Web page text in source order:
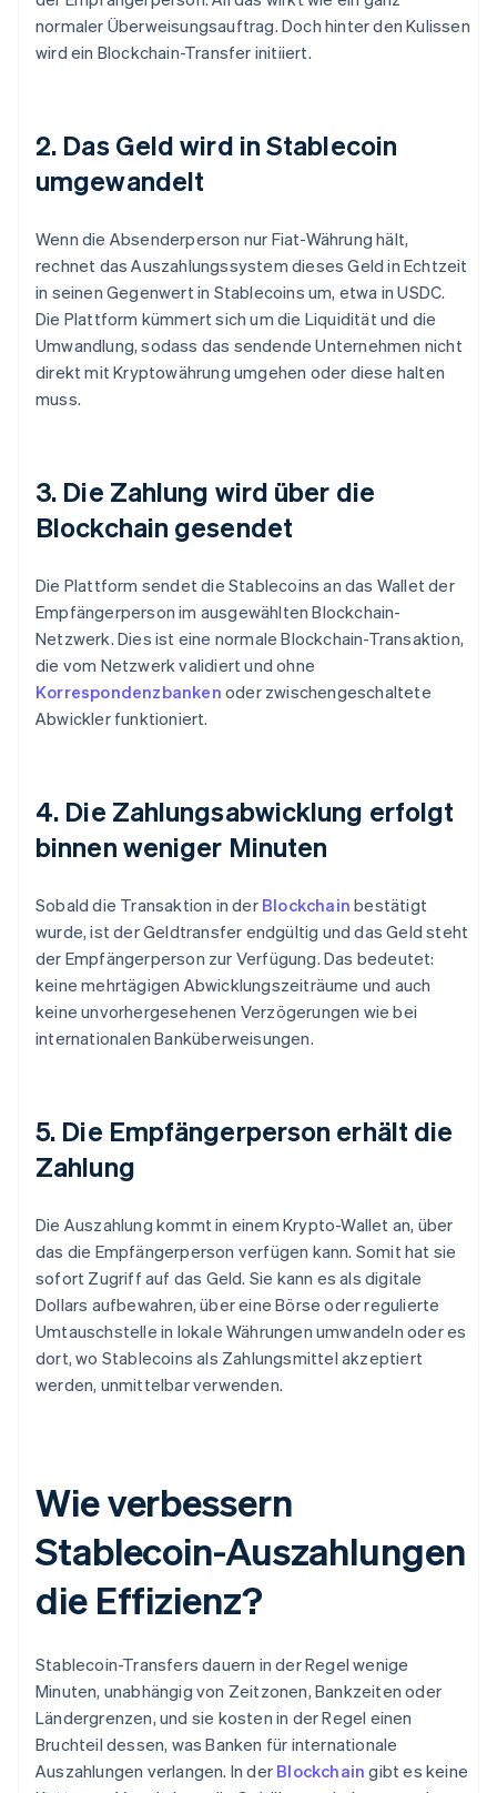
normaler Überweisungsauftrag. Doch hinter den Kulissen
wird ein Blockchain-Transfer initiiert.
2. Das Geld wird in Stablecoin
umgewandelt
Wenn die Absenderperson nur Fiat-Währung hält,
rechnet das Auszahlungssystem dieses Geld in Echtzeit
in seinen Gegenwert in Stablecoins um, etwa in USDC.
Die Plattform kümmert sich um die Liquidität und die
Umwandlung, sodass das sendende Unternehmen nicht
direkt mit Kryptowährung umgehen oder diese halten
muss.
3. Die Zahlung wird über die
Blockchain gesendet
Die Plattform sendet die Stablecoins an das Wallet der
Empfängerperson im ausgewählten Blockchain-
Netzwerk. Dies ist eine normale Blockchain-Transaktion,
die vom Netzwerk validiert und ohne
Korrespondenzbanken oder zwischengeschaltete
Abwickler funktioniert.
4. Die Zahlungsabwicklung erfolgt
binnen weniger Minuten
Sobald die Transaktion in der Blockchain bestätigt
wurde, ist der Geldtransfer endgültig und das Geld steht
der Empfängerperson zur Verfügung. Das bedeutet:
keine mehrtägigen Abwicklungszeiträume und auch
keine unvorhergesehenen Verzögerungen wie bei
internationalen Banküberweisungen.
5. Die Empfängerperson erhält die
Zahlung
Die Auszahlung kommt in einem Krypto-Wallet an, über
das die Empfängerperson verfügen kann. Somit hat sie
sofort Zugriff auf das Geld. Sie kann es als digitale
Dollars aufbewahren, über eine Börse oder regulierte
Umtauschstelle in lokale Währungen umwandeln oder es
dort, wo Stablecoins als Zahlungsmittel akzeptiert
werden, unmittelbar verwenden.
Wie verbessern
Stablecoin-Auszahlungen
die Effizienz?
Stablecoin-Transfers dauern in der Regel wenige
Minuten, unabhängig von Zeitzonen, Bankzeiten oder
Ländergrenzen, und sie kosten in der Regel einen
Bruchteil dessen, was Banken für internationale
Auszahlungen verlangen. In der Blockchain gibt es keine